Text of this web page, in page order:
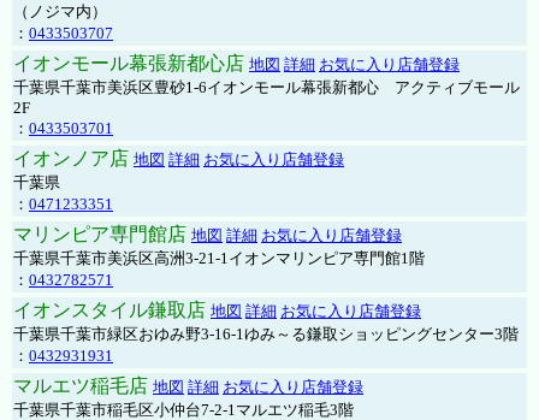
（ノジマ内）
： 0433503707
イオンモール幕張新都心店 地図 詳細 お気に入り店舗登録
千葉県千葉市美浜区豊砂1-6イオンモール幕張新都心 アクティブモール
2F
： 0433503701
イオンノア店 地図 詳細 お気に入り店舗登録
千葉県
： 0471233351
マリンピア専門館店 地図 詳細 お気に入り店舗登録
千葉県千葉市美浜区高洲3-21-1イオンマリンピア専門館1階
： 0432782571
イオンスタイル鎌取店 地図 詳細 お気に入り店舗登録
千葉県千葉市緑区おゆみ野3-16-1ゆみ～る鎌取ショッピングセンター3階
： 0432931931
マルエツ稲毛店 地図 詳細 お気に入り店舗登録
千葉県千葉市稲毛区小仲台7-2-1マルエツ稲毛3階